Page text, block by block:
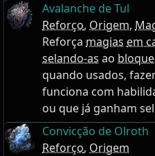
Avalanche de Tul
Reforço, Origem,
Reforça magias em
selando-as ao
quando usados,
funciona com
ou que já ganham
Convicção de Olroth
Reforço, Origem